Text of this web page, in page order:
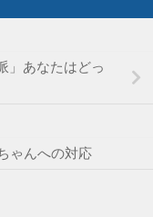
あなたはどっ
ゃんへの対応